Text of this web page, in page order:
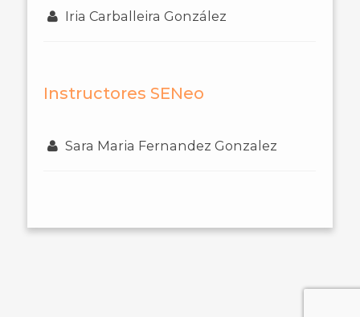
Iria Carballeira González
Instructores SENeo
Sara Maria Fernandez Gonzalez